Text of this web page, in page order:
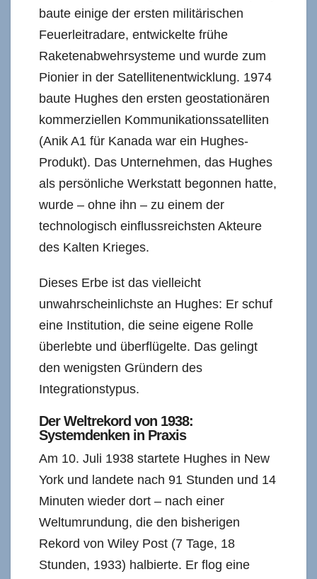
baute einige der ersten militärischen
Feuerleitradare, entwickelte frühe
Raketenabwehrsysteme und wurde zum
Pionier in der Satellitenentwicklung. 1974
baute Hughes den ersten geostationären
kommerziellen Kommunikationssatelliten
(Anik A1 für Kanada war ein Hughes-
Produkt). Das Unternehmen, das Hughes
als persönliche Werkstatt begonnen hatte,
wurde – ohne ihn – zu einem der
technologisch einflussreichsten Akteure
des Kalten Krieges.
Dieses Erbe ist das vielleicht
unwahrscheinlichste an Hughes: Er schuf
eine Institution, die seine eigene Rolle
überlebte und überflügelte. Das gelingt
den wenigsten Gründern des
Integrationstypus.
Der Weltrekord von 1938:
Systemdenken in Praxis
Am 10. Juli 1938 startete Hughes in New
York und landete nach 91 Stunden und 14
Minuten wieder dort – nach einer
Weltumrundung, die den bisherigen
Rekord von Wiley Post (7 Tage, 18
Stunden, 1933) halbierte. Er flog eine